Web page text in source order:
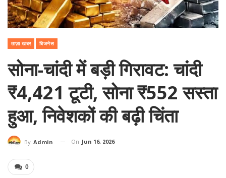
ताज़ा खबर बिजनेस
सोना-चांदी में बड़ी गिरावट: चांदी
₹4,421 टूटी, सोना ₹552 सस्ता
हुआ, निवेशकों की बढ़ी चिंता
By Admin On Jun 16, 2026
0